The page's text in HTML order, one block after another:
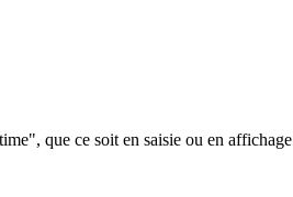
que ce soit en saisie ou en